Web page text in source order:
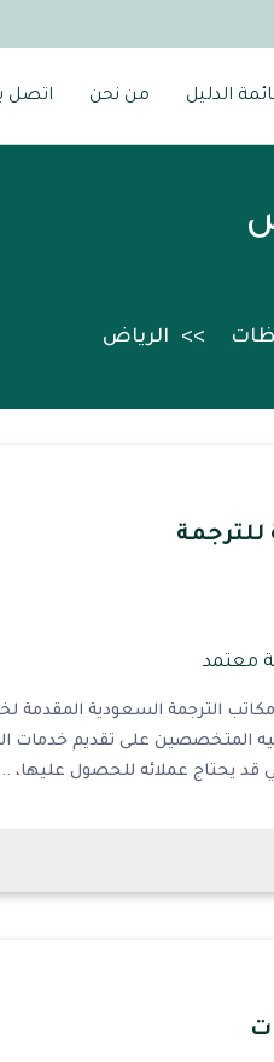
الدليل من نحن اتصل
الرياض
للترجمة
معتمد
الترجمة السعودية المقدمة
المتخصصين على تقديم خدمات
قد يحتاج عملائه للحصول عليها،